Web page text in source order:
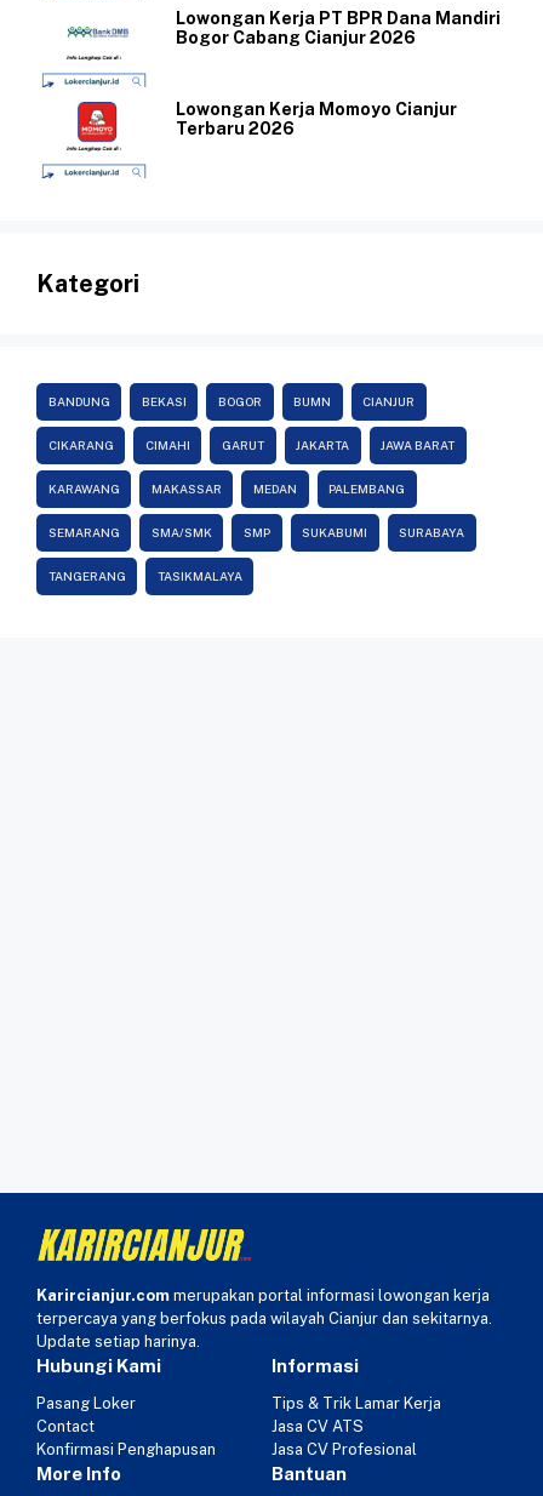
Lowongan Kerja PT BPR Dana Mandiri
Bogor Cabang Cianjur 2026
Lowongan Kerja Momoyo Cianjur
Terbaru 2026
Kategori
BANDUNG BEKASI BOGOR BUMN CIANJUR
CIKARANG CIMAHI GARUT JAKARTA JAWA BARAT
KARAWANG MAKASSAR MEDAN PALEMBANG
SEMARANG SMA/SMK SMP SUKABUMI SURABAYA
TANGERANG TASIKMALAYA
Karircianjur.com merupakan portal informasi lowongan kerja
terpercaya yang berfokus pada wilayah Cianjur dan sekitarnya.
Update setiap harinya.
Hubungi Kami
Pasang Loker
Contact
Konfirmasi Penghapusan
Informasi
Tips & Trik Lamar Kerja
Jasa CV ATS
Jasa CV Profesional
More Info Bantuan